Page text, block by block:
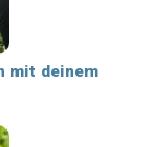
mit deinem